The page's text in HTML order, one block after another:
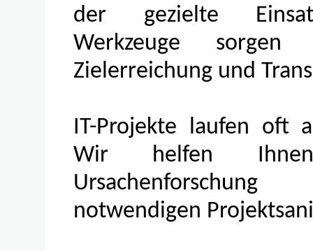
der gezielte
Werkzeuge sorgen
Zielerreichung und
IT-Projekte laufen oft
Wir helfen
notwendigen